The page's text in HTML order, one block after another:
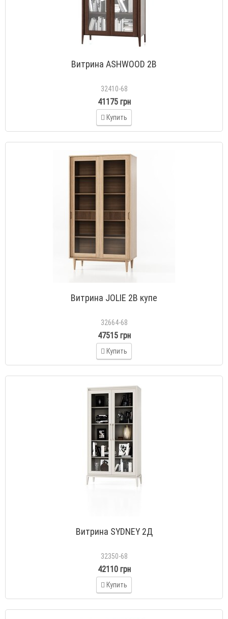
Витрина ASHWOOD 2В
32410-68
41175 грн
Купить
Витрина JOLIE 2В купе
32664-68
47515 грн
Купить
Витрина SYDNEY 2Д
32350-68
42110 грн
Купить